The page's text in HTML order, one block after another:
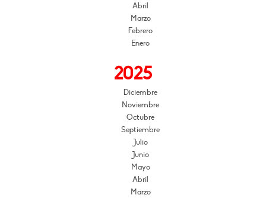
Abril
Marzo
Febrero
Enero
2025
Diciembre
Noviembre
Octubre
Septiembre
Julio
Junio
Mayo
Abril
Marzo